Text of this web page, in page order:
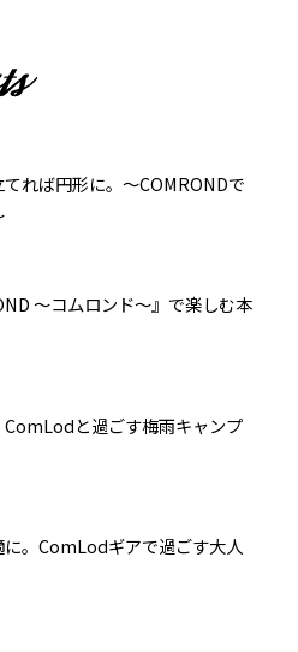
れば円形に。～COMRONDで
～コムロンド～』で楽しむ本
と過ごす梅雨キャンプ
。ComLodギアで過ごす大人